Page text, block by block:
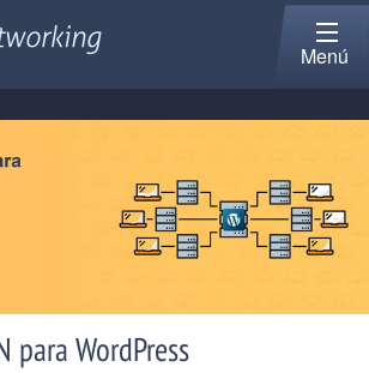
Menú
para WordPress